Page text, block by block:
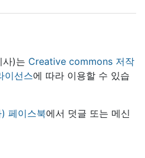
사)는 Creative commons 저작
이선스에 따라 이용할 수 있습
페이스북에서 덧글 또는 메신